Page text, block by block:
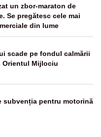
un zbor-maraton de
Se pregătesc cele mai
din lume
scade pe fondul calmării
Mijlociu
subvenția pentru motorină